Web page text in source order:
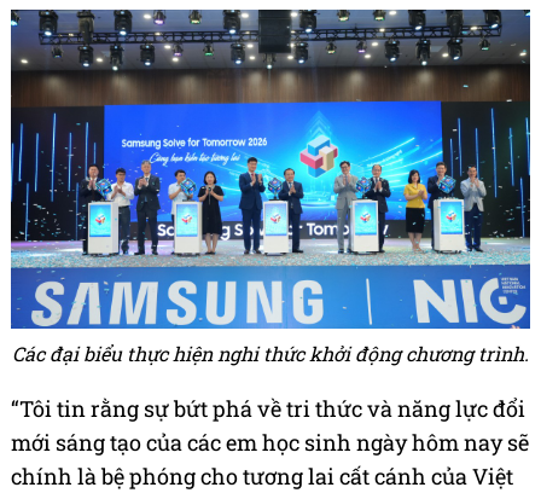
Các đại biểu thực hiện nghi thức khởi động chương trình.
“Tôi tin rằng sự bứt phá về tri thức và năng lực đổi
mới sáng tạo của các em học sinh ngày hôm nay sẽ
chính là bệ phóng cho tương lai cất cánh của Việt